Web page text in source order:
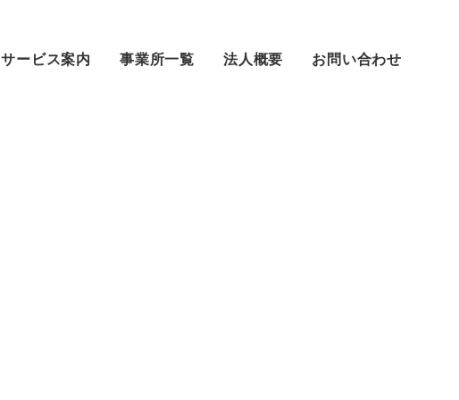
サービス案内 事業所一覧 法人概要 お問い合わせ